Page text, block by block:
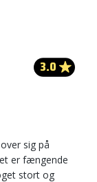
3.0
sig på
er fængende
stort og